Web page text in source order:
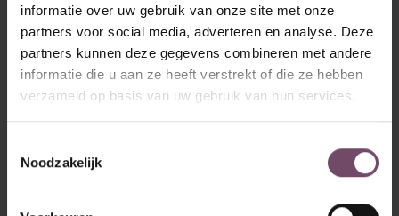
informatie over uw gebruik van onze site met onze
partners voor social media, adverteren en analyse. Deze
partners kunnen deze gegevens combineren met andere
informatie die u aan ze heeft verstrekt of die ze hebben
verzameld op basis van uw gebruik van hun services.
Noodzakelijk
29 apr. 2025